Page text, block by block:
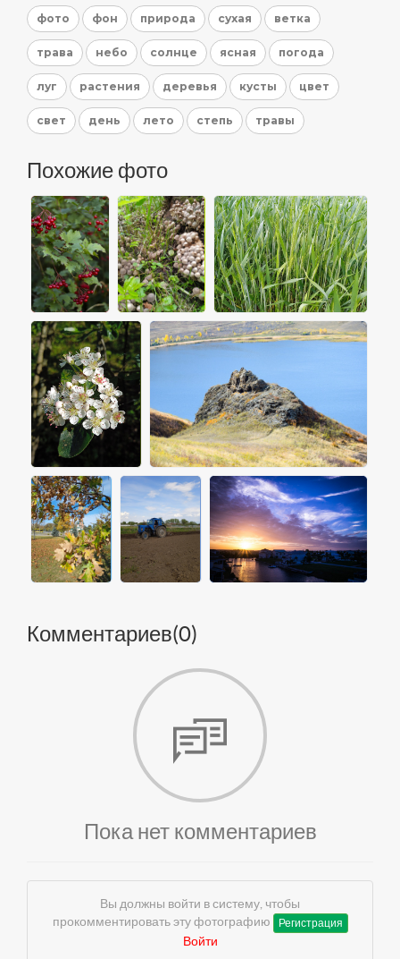
фото фон природа сухая ветка
трава небо солнце ясная погода
луг растения деревья кусты цвет
свет день лето степь травы
Похожие фото
Комментариев(0)
Пока нет комментариев
Вы должны войти в систему, чтобы
прокомментировать эту фотографию
Регистрация
Войти